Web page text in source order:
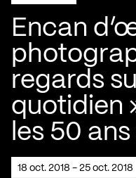
Encan
regards
quotidien
les 50
18 oct. 2018 - 25 oct. 2018